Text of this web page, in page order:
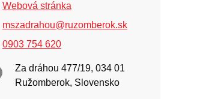
Webová stránka
mszadrahou@ruzomberok.sk
0903 754 620
Za dráhou 477/19, 034 01
Ružomberok, Slovensko